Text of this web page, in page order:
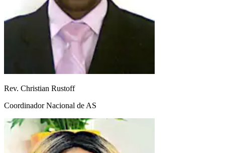
Rev. Christian Rustoff
Coordinador Nacional de AS